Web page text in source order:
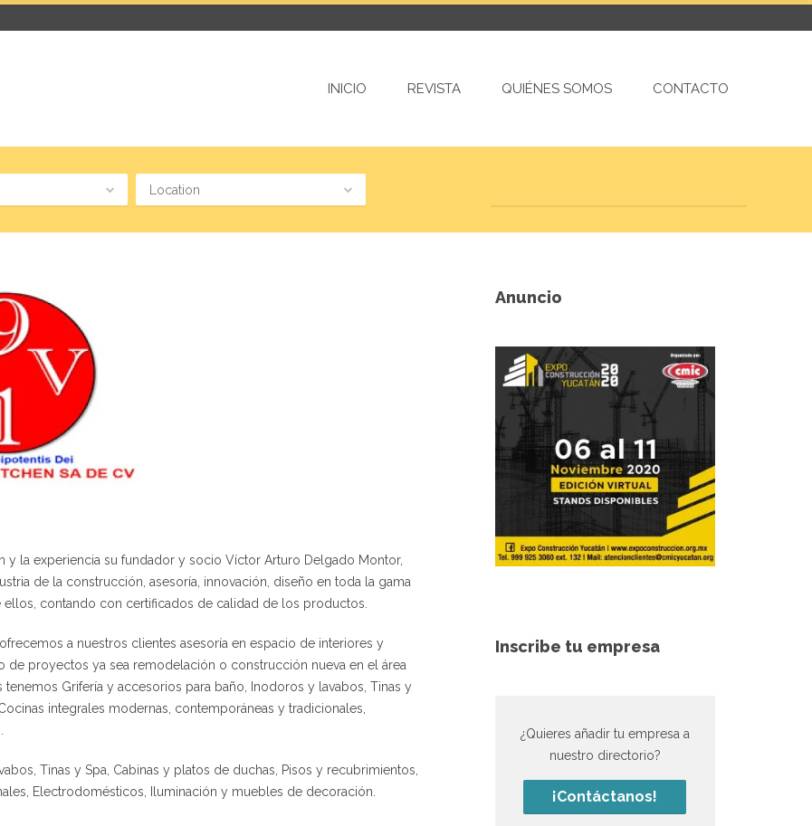
INICIO REVISTA QUIÉNES SOMOS CONTACTO
Location
y la experiencia su fundador y socio Víctor Arturo Delgado Montor,
de la construcción, asesoría, innovación, diseño en toda la gama
contando con certificados de calidad de los productos.
a nuestros clientes asesoría en espacio de interiores y
proyectos ya sea remodelación o construcción nueva en el área
Grifería y accesorios para baño, Inodoros y lavabos, Tinas y
integrales modernas, contemporáneas y tradicionales,
Tinas y Spa, Cabinas y platos de duchas, Pisos y recubrimientos,
Electrodomésticos, Iluminación y muebles de decoración.
Anuncio
Inscribe tu empresa
¿Quieres añadir tu empresa a
nuestro directorio?
¡Contáctanos!